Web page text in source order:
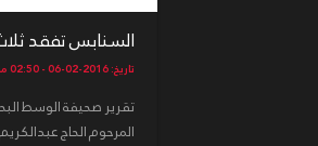
السنابس تفقد
تاريخ: 2016-02-06 - 02:50 مساءً - قراءات: 3482
تقرير صحيفة الوسط
المرحوم الحاج